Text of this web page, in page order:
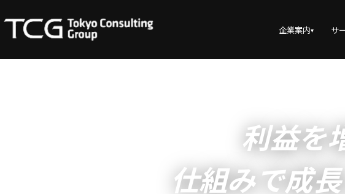
企業案内▾ サ
利益を
仕組みで成